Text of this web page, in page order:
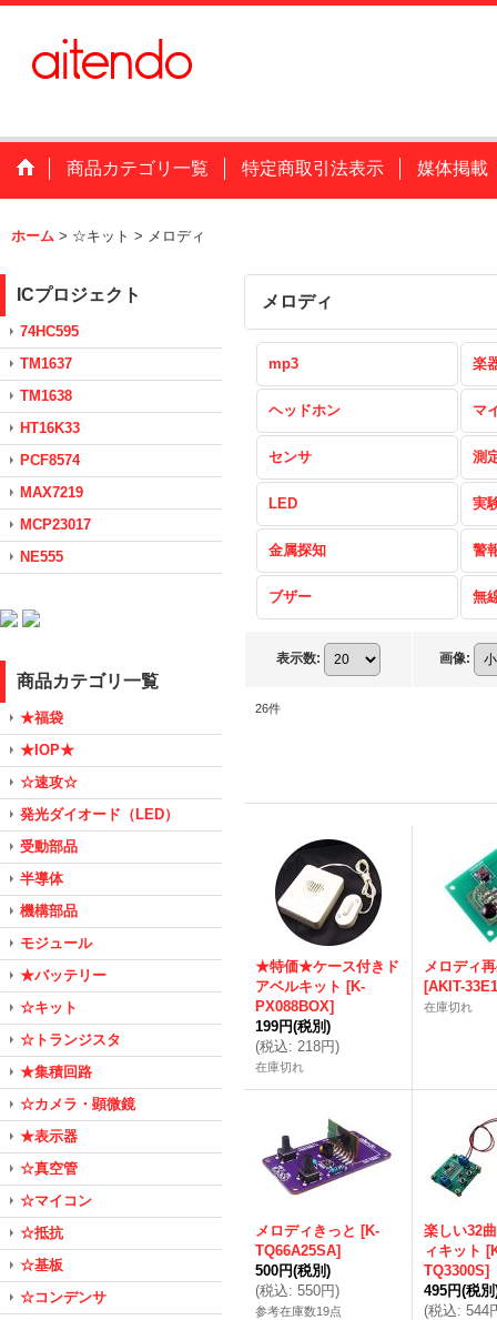
商品カテゴリ一覧 特定商取引法表示 媒体掲載
ホーム > ☆キット > メロディ
ICプロジェクト
74HC595
TM1637
TM1638
HT16K33
PCF8574
MAX7219
MCP23017
NE555
商品カテゴリ一覧
★福袋
★IOP★
☆速攻☆
発光ダイオード（LED）
受動部品
半導体
機構部品
モジュール
★バッテリー
☆キット
☆トランジスタ
★集積回路
☆カメラ・顕微鏡
★表示器
☆真空管
☆マイコン
☆抵抗
☆基板
☆コンデンサ
メロディ
mp3 楽
ヘッドホン マ
センサ 測
LED 実
金属探知 警
ブザー 無
表示数: 画像:
26件
★特価★ケース付きド
アベルキット [K-
PX088BOX]
199円(税別)
(税込: 218円)
在庫切れ
メロディ
[AKIT-33E1
在庫切れ
メロディきっと [K-
TQ66A25SA]
500円(税別)
(税込: 550円)
参考在庫数19点
楽しい32
ィキット [
TQ3300S]
495円(税別
(税込: 544